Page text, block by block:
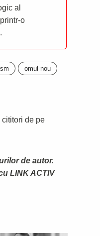
al
o
.
omul nou
de pe
de autor.
LINK ACTIV